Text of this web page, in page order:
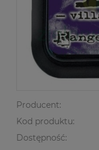
Producent:
Kod produktu:
Dostępność: